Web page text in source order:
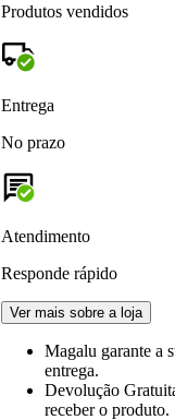
Produtos vendidos
Entrega
No prazo
Atendimento
Responde rápido
Ver mais sobre a loja
Magalu garante a
entrega.
Devolução
receber o produto.